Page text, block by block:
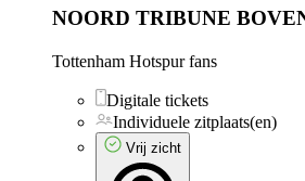
NOORD TRIBUNE
Tottenham Hotspur fans
Digitale tickets
Individuele zitplaats(en)
Vrij zicht